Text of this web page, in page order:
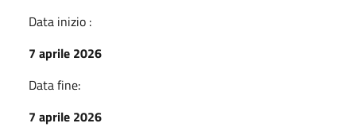
Data inizio :
7 aprile 2026
Data fine:
7 aprile 2026